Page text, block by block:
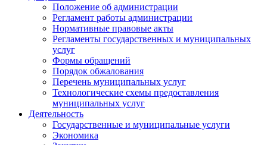
Положение об администрации
Регламент работы администрации
Нормативные правовые акты
Регламенты государственных и муниципальных
услуг
Формы обращений
Порядок обжалования
Перечень муниципальных услуг
Технологические схемы предоставления
муниципальных услуг
Деятельность
Государственные и муниципальные услуги
Экономика